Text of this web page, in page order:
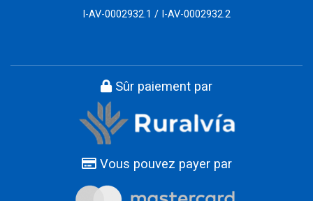
I-AV-0002932.1 / I-AV-0002932.2
Sûr paiement par
Vous pouvez payer par